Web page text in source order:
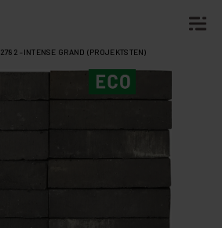
2782 -INTENSE GRAND (PROJEKTSTEN)